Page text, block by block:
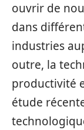
ouvrir de
dans
industries
outre, la
productivité
étude